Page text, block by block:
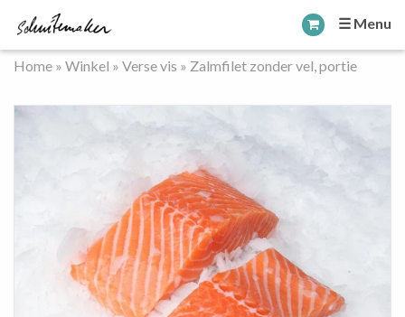
☰ Menu
Home » Winkel » Verse vis » Zalmfilet zonder vel, portie